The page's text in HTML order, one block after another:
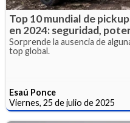
Top 10 mundial de
en 2024: seguridad,
Sorprende la ausencia de
top global.
Esaú Ponce
Viernes, 25 de julio de 2025